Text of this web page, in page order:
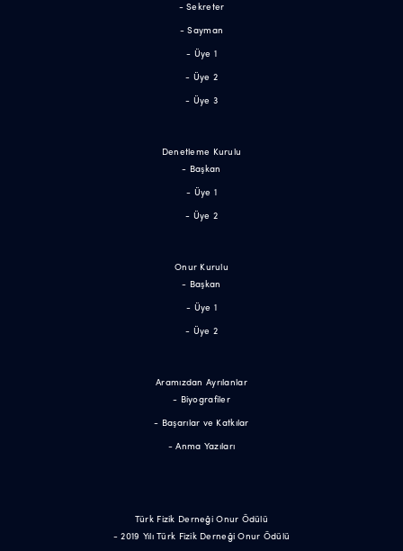
- Sekreter
- Sayman
- Üye 1
- Üye 2
- Üye 3
Denetleme Kurulu
- Başkan
- Üye 1
- Üye 2
Onur Kurulu
- Başkan
- Üye 1
- Üye 2
Aramızdan Ayrılanlar
- Biyografiler
- Başarılar ve Katkılar
- Anma Yazıları
Türk Fizik Derneği Onur Ödülü
- 2019 Yılı Türk Fizik Derneği Onur Ödülü